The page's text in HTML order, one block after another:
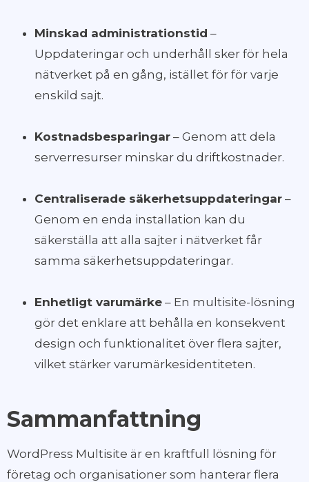
Minskad administrationstid –
Uppdateringar och underhåll sker för hela
nätverket på en gång, istället för för varje
enskild sajt.
Kostnadsbesparingar – Genom att dela
serverresurser minskar du driftkostnader.
Centraliserade säkerhetsuppdateringar –
Genom en enda installation kan du
säkerställa att alla sajter i nätverket får
samma säkerhetsuppdateringar.
Enhetligt varumärke – En multisite-lösning
gör det enklare att behålla en konsekvent
design och funktionalitet över flera sajter,
vilket stärker varumärkesidentiteten.
Sammanfattning
WordPress Multisite är en kraftfull lösning för
företag och organisationer som hanterar flera